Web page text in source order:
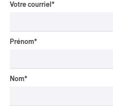
Votre courriel *
Prénom*
Nom*